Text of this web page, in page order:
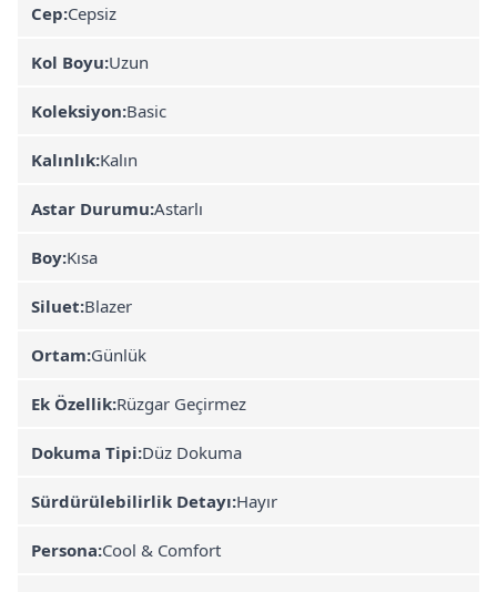
Cep:Cepsiz
Kol Boyu:Uzun
Koleksiyon:Basic
Kalınlık:Kalın
Astar Durumu:Astarlı
Boy:Kısa
Siluet:Blazer
Ortam:Günlük
Ek Özellik:Rüzgar Geçirmez
Dokuma Tipi:Düz Dokuma
Sürdürülebilirlik Detayı:Hayır
Persona:Cool & Comfort